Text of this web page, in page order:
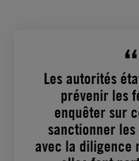
Les autorités
prévenir les
enquêter sur
sanctionner
avec la diligence